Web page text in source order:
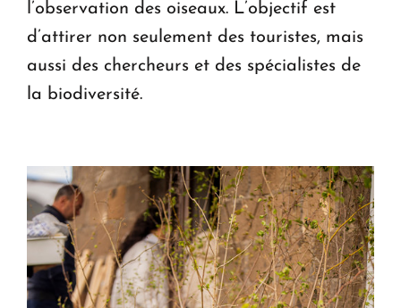
l’observation des oiseaux. L’objectif est
d’attirer non seulement des touristes, mais
aussi des chercheurs et des spécialistes de
la biodiversité.